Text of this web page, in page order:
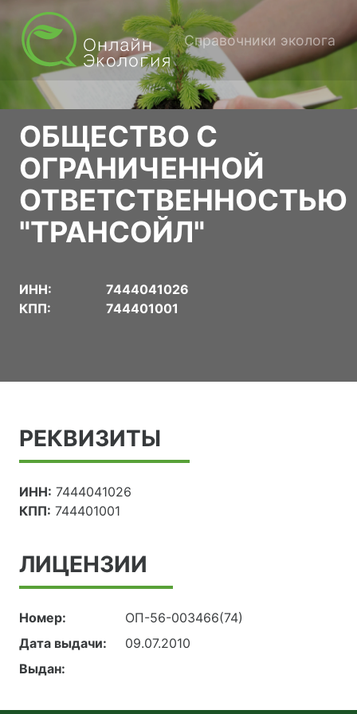
Справочники эколога
ОБЩЕСТВО С
ОГРАНИЧЕННОЙ
ОТВЕТСТВЕННОСТЬЮ
"ТРАНСОЙЛ"
ИНН:
7444041026
КПП:
744401001
РЕКВИЗИТЫ
ИНН: 7444041026
КПП: 744401001
ЛИЦЕНЗИИ
Номер:
ОП-56-003466(74)
Дата выдачи:
09.07.2010
Выдан: